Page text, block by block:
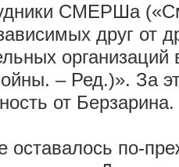
СМЕРШа
друг от
– Ред.)». За
от Берзарина.
оставалось по-